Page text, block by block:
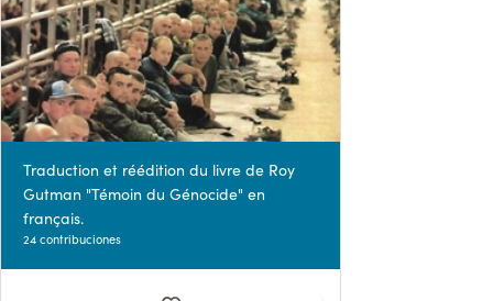
Traduction et réédition du livre de Roy
Gutman "Témoin du Génocide" en
français.
24 contribuciones